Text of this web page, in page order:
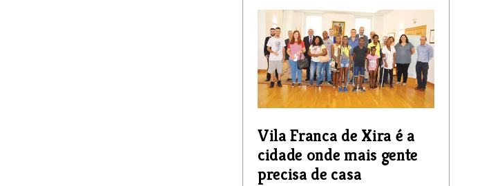
Vila Franca de Xira é a
cidade onde mais gente
precisa de casa